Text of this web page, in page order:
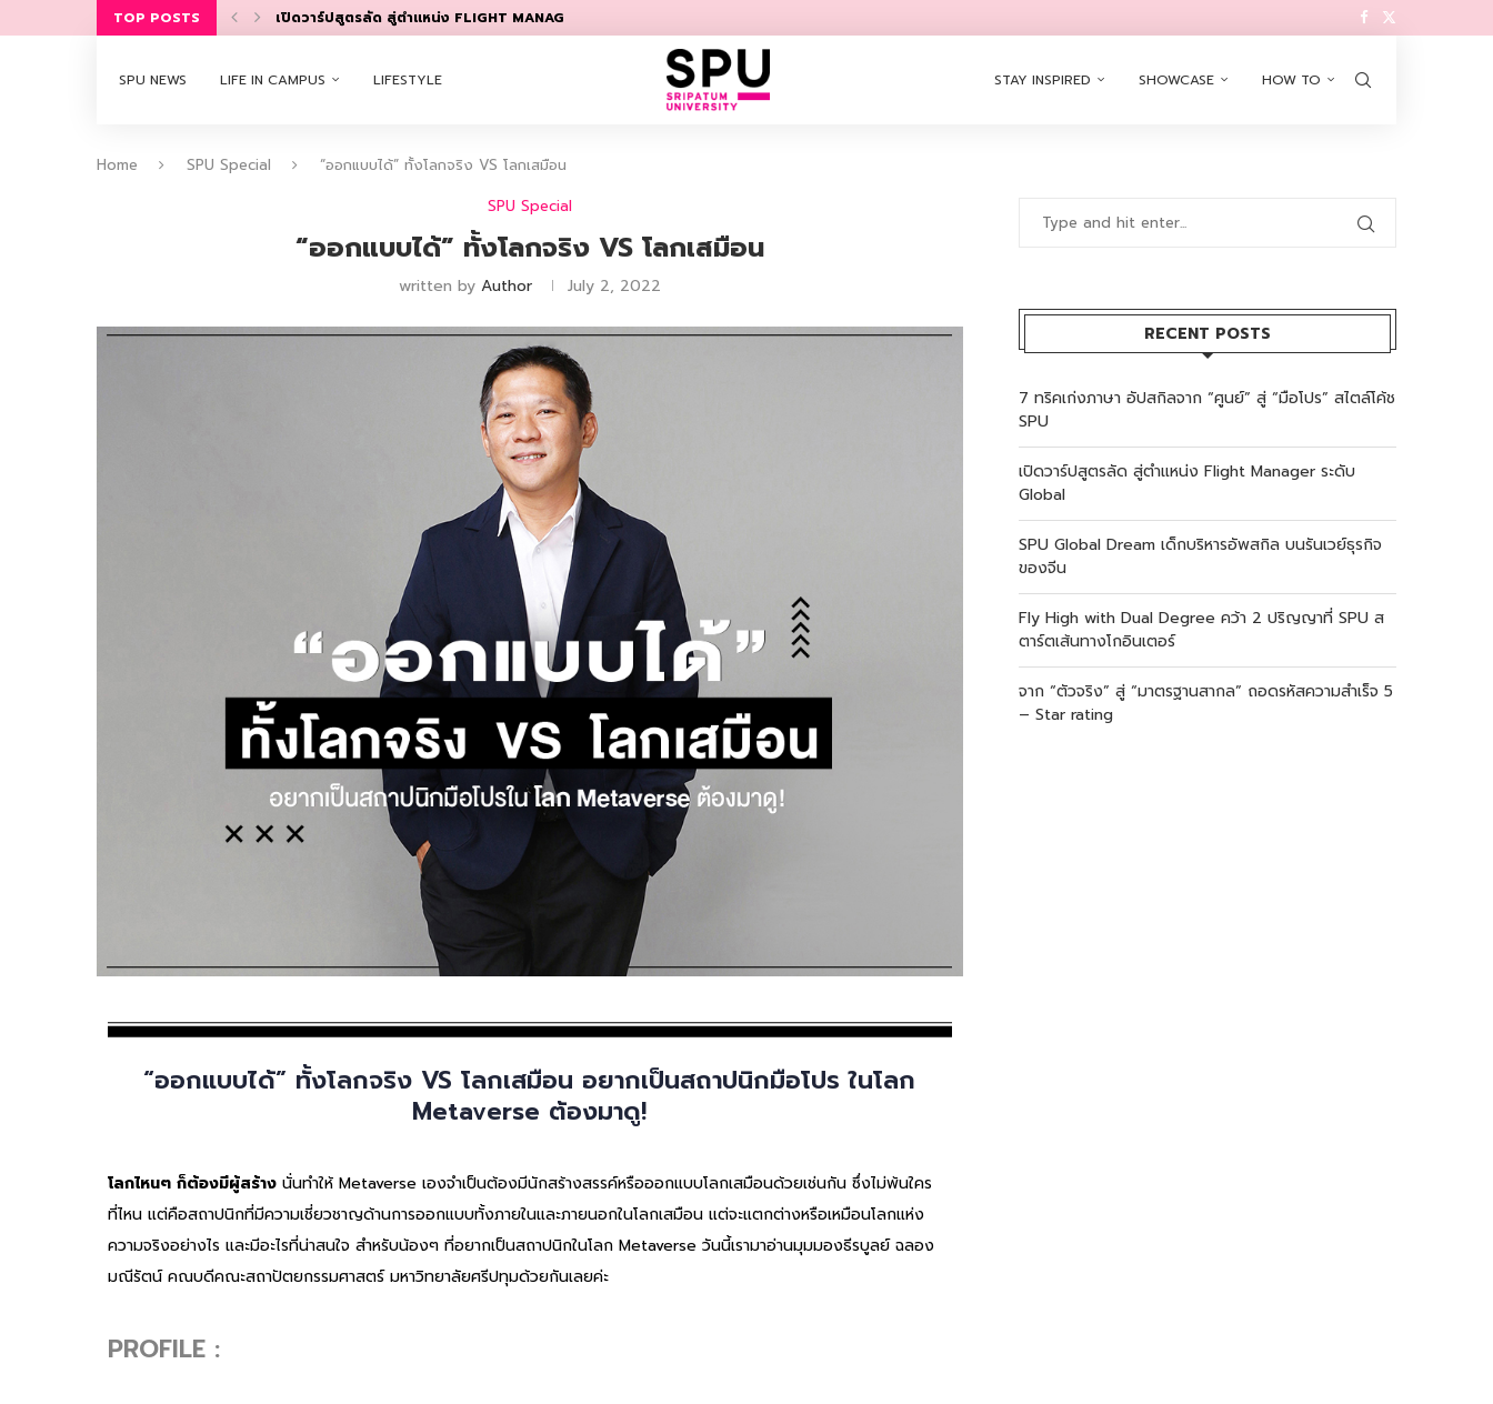
TOP POSTS
SPU GLOBAL DREAM เด็กบริหารอัพสกิล บนรันเวย์ธุรกิจของจีน
จาก “ตัวจริง” สู่ “มาตรฐานสากล” ถอดรหัสความสำเร็จ 5 – STAR...
SIM AGENCY ปั้นเด็กนิเทศรับงานใหญ่ สู่กองถ่ายจริง “แกรนด์การละคร”
STUDENT SUCCESS STORY กล้าลอง กล้าเปลี่ยน สู่เวอร์ชันที่ใช่กว่าเดิม!
SPU EARN SPACE AGENCY มาดูบริษัทจำลอง ที่เด็ก SPU ใช้สร้างรายได้
BEHIND THE SCENES เบื้องหลังงานใหญ่ ผ่านมุมมองอาจารย์สายโปรของ SPU
SPU NEWS
LIFE IN CAMPUS LIFESTYLE STAY INSPIRED SHOWCASE HOW TO
Home SPU Special
“ออกแบบได้” ทั้งโลกจริง VS โลกเสมือน
SPU Special
“ออกแบบได้” ทั้งโลกจริง VS โลกเสมือน
written by Author July 2, 2022
“ออกแบบได้” ทั้งโลกจริง VS โลกเสมือน อยากเป็นสถาปนิกมือโปร ในโลก
Metaverse ต้องมาดู!
โลกไหนๆ ก็ต้องมีผู้สร้าง นั่นทำให้ Metaverse เองจำเป็นต้องมีนักสร้างสรรค์หรือออกแบบโลกเสมือนด้วยเช่นกัน ซึ่งไม่พ้นใคร
ที่ไหน แต่คือสถาปนิกที่มีความเชี่ยวชาญด้านการออกแบบทั้งภายในและภายนอกในโลกเสมือน แต่จะแตกต่างหรือเหมือนโลกแห่ง
ความจริงอย่างไร และมีอะไรที่น่าสนใจ สำหรับน้องๆ ที่อยากเป็นสถาปนิกในโลก Metaverse วันนี้เรามาอ่านมุมมองธีรบูลย์ ฉลอง
มณีรัตน์ คณบดีคณะสถาปัตยกรรมศาสตร์ มหาวิทยาลัยศรีปทุมด้วยกันเลยค่ะ
PROFILE :
RECENT POSTS
7 ทริคเก่งภาษา อัปสกิลจาก “ศูนย์” สู่ “มือโปร” สไตล์โค้ช
SPU
เปิดวาร์ปสูตรลัด สู่ตำแหน่ง Flight Manager ระดับ
Global
SPU Global Dream เด็กบริหารอัพสกิล บนรันเวย์ธุรกิจ
ของจีน
Fly High with Dual Degree คว้า 2 ปริญญาที่ SPU ส
ตาร์ตเส้นทางโกอินเตอร์
จาก “ตัวจริง” สู่ “มาตรฐานสากล” ถอดรหัสความสำเร็จ 5
– Star rating